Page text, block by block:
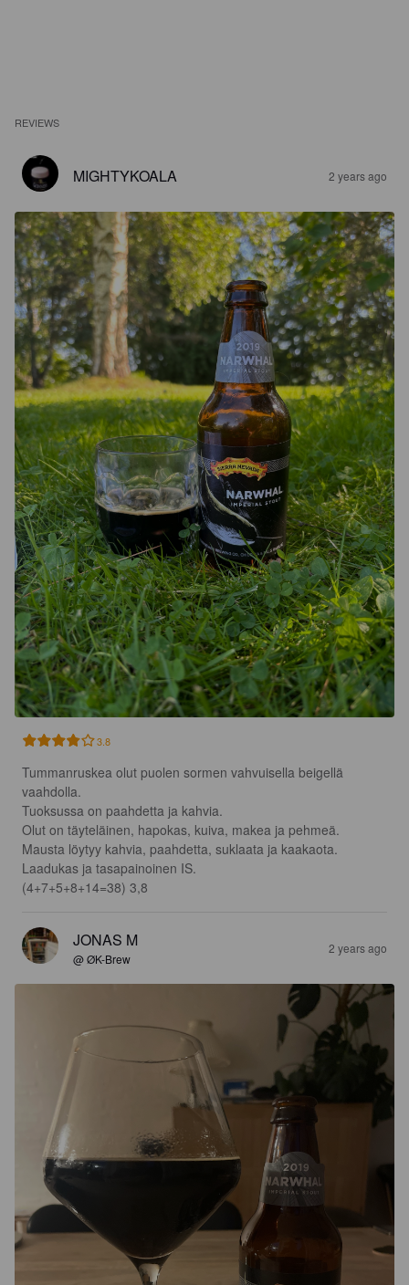
REVIEWS
MIGHTYKOALA 2 years ago
3.8
Tummanruskea olut puolen sormen vahvuisella beigellä
vaahdolla.
Tuoksussa on paahdetta ja kahvia.
Olut on täyteläinen, hapokas, kuiva, makea ja pehmeä.
Mausta löytyy kahvia, paahdetta, suklaata ja kaakaota.
Laadukas ja tasapainoinen IS.
(4+7+5+8+14=38) 3,8
JONAS M
@ ØK-Brew
2 years ago